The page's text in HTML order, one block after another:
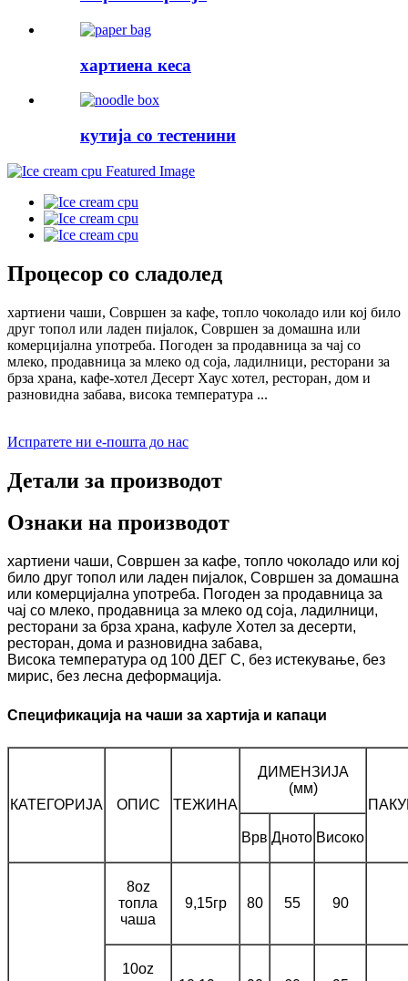
хартиена кеса
кутија со тестенини
Процесор со сладолед
хартиени чаши, Совршен за кафе, топло чоколадо или кој било
друг топол или ладен пијалок, Совршен за домашна или
комерцијална употреба. Погоден за продавница за чај со
млеко, продавница за млеко од соја, ладилници, ресторани за
брза храна, кафе-хотел Десерт Хаус хотел, ресторан, дом и
разновидна забава, висока температура ...
Испратете ни е-пошта до нас
Детали за производот
Ознаки на производот
хартиени чаши, Совршен за кафе, топло чоколадо или кој
било друг топол или ладен пијалок, Совршен за домашна
или комерцијална употреба. Погоден за продавница за
чај со млеко, продавница за млеко од соја, ладилници,
ресторани за брза храна, кафуле Хотел за десерти,
ресторан, дома и разновидна забава,
Висока температура од 100 ДЕГ С, без истекување, без
мирис, без лесна деформација.
Спецификација на чаши за хартија и капаци
КАТЕГОРИЈА ОПИС ТЕЖИНА
ДИМЕНЗИЈА
(мм)
Врв Дното Високо
8oz
топла
чаша
9,15гр 80 55 90
10oz